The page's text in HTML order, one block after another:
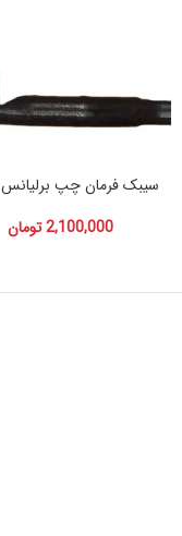
سیبک فرمان چپ برلیانس H230
2,100,000تومان